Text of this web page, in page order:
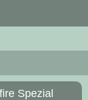
Spezial